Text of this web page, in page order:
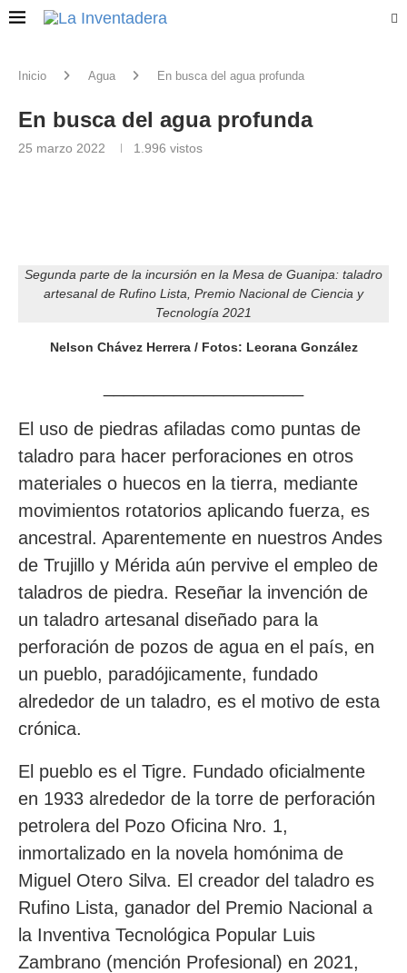
Inicio Agua En busca del agua profunda
En busca del agua profunda
25 marzo 2022 1.996 vistos
Segunda parte de la incursión en la Mesa de Guanipa: taladro
artesanal de Rufino Lista, Premio Nacional de Ciencia y
Tecnología 2021
Nelson Chávez Herrera / Fotos: Leorana González
El uso de piedras afiladas como puntas de
taladro para hacer perforaciones en otros
materiales o huecos en la tierra, mediante
movimientos rotatorios aplicando fuerza, es
ancestral. Aparentemente en nuestros Andes
de Trujillo y Mérida aún pervive el empleo de
taladros de piedra. Reseñar la invención de
un taladro artesanal diseñado para la
perforación de pozos de agua en el país, en
un pueblo, paradójicamente, fundado
alrededor de un taladro, es el motivo de esta
crónica.
El pueblo es el Tigre. Fundado oficialmente
en 1933 alrededor de la torre de perforación
petrolera del Pozo Oficina Nro. 1,
inmortalizado en la novela homónima de
Miguel Otero Silva. El creador del taladro es
Rufino Lista, ganador del Premio Nacional a
la Inventiva Tecnológica Popular Luis
Zambrano (mención Profesional) en 2021,